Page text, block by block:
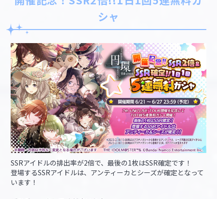
シャ
SSRアイドルの排出率が2倍で、最後の1枚はSSR確定です！
登場するSSRアイドルは、アンティーカとシーズが確定となって
います！